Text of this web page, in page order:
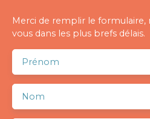
Merci de remplir le formulaire,
vous dans les plus brefs délais.
Prénom
Nom